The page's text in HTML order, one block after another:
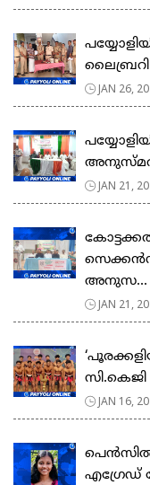
JAN 26,
JAN 21,
അനുസ...
JAN 21,
സി.കെജി
JAN 16,
എഗ്രേഡ്